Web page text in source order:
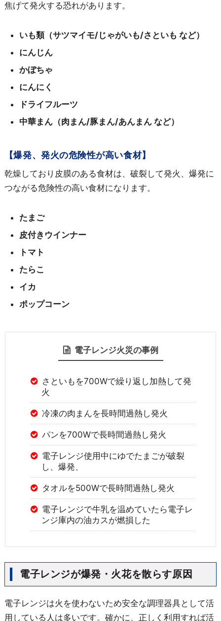
焦げて発火する恐れがあります。
いも類（サツマイモ/じゃがいも/さといも など）
にんじん
かぼちゃ
にんにく
ドライフルーツ
中華まん（肉まん/豚まん/あんまん など）
【爆発、発火の危険性が高い食材】
乾燥しており皮膜のある食材は、破裂して発火、爆発に
つながる危険性の高い食材になります。
たまご
皮付きウインナー
トマト
たらこ
イカ
ポップコーン
電子レンジ火災の事例
さといもを700Wで繰り返し加熱して発
火
冷凍の肉まんを長時間過熱し発火
パンを700Wで長時間過熱し発火
電子レンジ使用中にゆでたまごが破裂
し、爆発、
タオルを500Wで長時間過熱し発火
電子レンジで牛乳を温めていたら電子レ
ンジ庫内の油カスが燃損した
電子レンジが爆発・火花を散らす原因
電子レンジは火を使わないため安全な調理器具として活
用している人は多いです。確かに、正しく利用すれば活